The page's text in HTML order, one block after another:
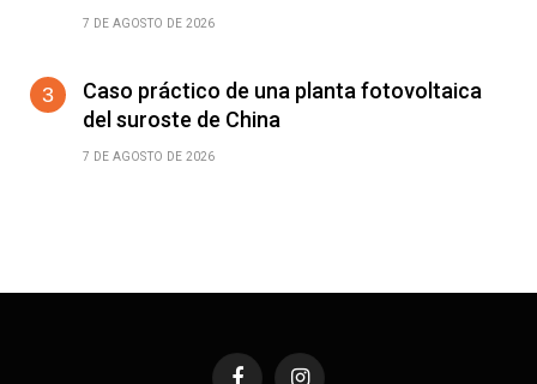
torsión de ±360°/m
7 DE AGOSTO DE 2026
Caso práctico de una planta fotovoltaica
del suroste de China
7 DE AGOSTO DE 2026